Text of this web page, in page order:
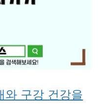
와 구강 건강을